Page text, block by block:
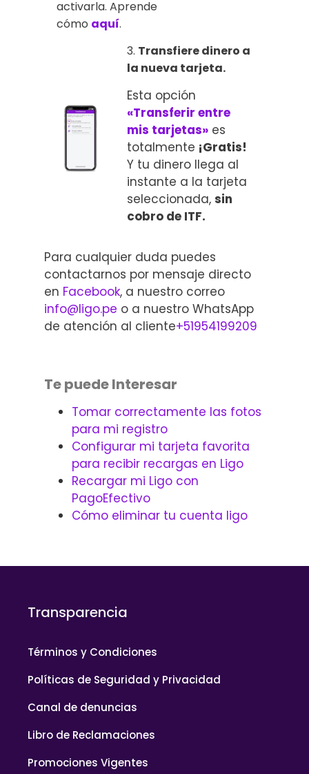
activarla. Aprende
cómo aquí.
3. Transfiere dinero a
la nueva tarjeta.
Esta opción
«Transferir entre
mis tarjetas»es
totalmente ¡Gratis!
Y tu dinero llega al
instante a la tarjeta
seleccionada, sin
cobro de ITF.
Para cualquier duda puedes
contactarnos por mensaje directo
en Facebook, a nuestro correo
info@ligo.pe o a nuestro WhatsApp
de atención al cliente+51954199209
Te puede Interesar
Tomar correctamente las fotos
para mi registro
Configurar mi tarjeta favorita
para recibir recargas en Ligo
Recargar mi Ligo con
PagoEfectivo
Cómo eliminar tu cuenta ligo
Transparencia
Términos y Condiciones
Políticas de Seguridad y Privacidad
Canal de denuncias
Libro de Reclamaciones
Promociones Vigentes